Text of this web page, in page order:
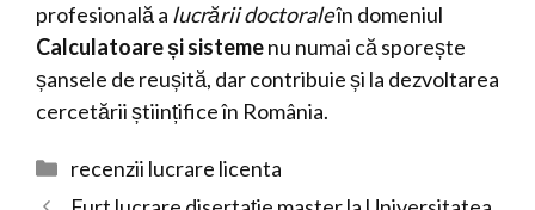
profesională a lucrării doctoraleîn domeniul
Calculatoare și sistemenu numai că sporește
șansele de reușită, dar contribuie și la dezvoltarea
cercetării științifice în România.
Categorii
recenzii lucrare licenta